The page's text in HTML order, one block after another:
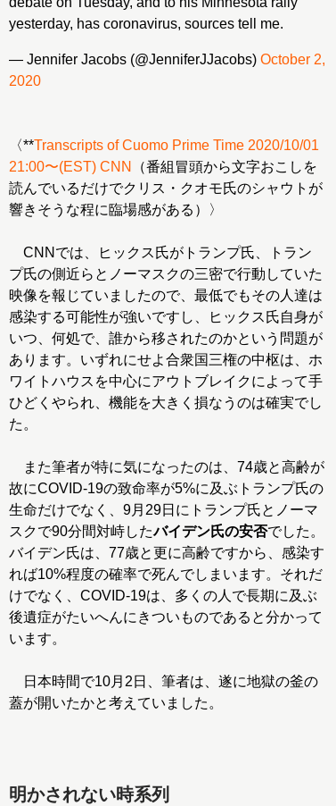
yesterday, has coronavirus, sources tell me.
— Jennifer Jacobs (@JenniferJJacobs) October 2,
2020
〈**Transcripts of Cuomo Prime Time 2020/10/01
21:00〜(EST) CNN
（番組冒頭から文字おこしを
読んでいるだけでクリス・クオモ氏のシャウトが
響きそうな程に臨場感がある）〉
CNNでは、ヒックス氏がトランプ氏、トラン
プ氏の側近らとノーマスクの三密で行動していた
映像を報じていましたので、最低でもその人達は
感染する可能性が強いですし、ヒックス氏自身が
いつ、何処で、誰から移されたのかという問題が
あります。いずれにせよ合衆国三権の中枢は、ホ
ワイトハウスを中心にアウトブレイクによって手
ひどくやられ、機能を大きく損なうのは確実でし
た。
また筆者が特に気になったのは、74歳と高齢が
故にCOVID-19の致命率が5%に及ぶトランプ氏の
生命だけでなく、9月29日にトランプ氏とノーマ
スクで90分間対峙したバイデン氏の安否でした。
バイデン氏は、77歳と更に高齢ですから、感染す
れば10%程度の確率で死んでしまいます。それだ
けでなく、COVID-19は、多くの人で長期に及ぶ
後遺症がたいへんにきついものであると分かって
います。
日本時間で10月2日、筆者は、遂に地獄の釜の
蓋が開いたかと考えていました。
明かされない時系列